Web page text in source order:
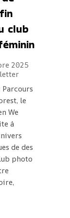
club
2025
Parcours
le
We
à
de des
photo